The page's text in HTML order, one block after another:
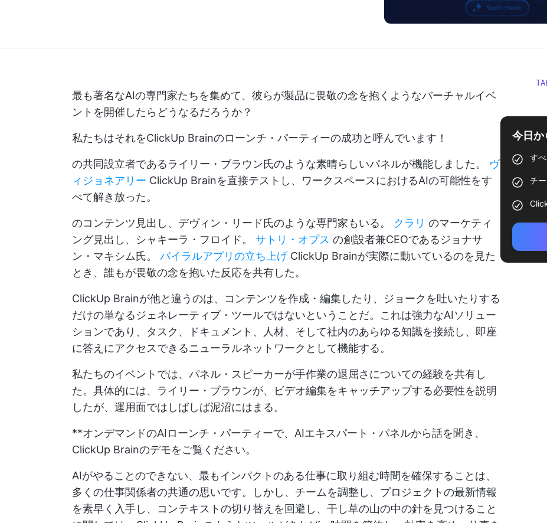
最も著名なAIの専門家たちを集めて、彼らが製品に畏敬の念を抱くようなバーチャルイベ
ントを開催したらどうなるだろうか？
私たちはそれをClickUp Brainのローンチ・パーティーの成功と呼んでいます！
の共同設立者であるライリー・ブラウン氏のような素晴らしいパネルが機能しました。 ヴ
ィジョネアリー ClickUp Brainを直接テストし、ワークスペースにおけるAIの可能性をす
べて解き放った。
のコンテンツ見出し、デヴィン・リード氏のような専門家もいる。 クラリ のマーケティ
ング見出し、シャキーラ・フロイド。 サトリ・オプス の創設者兼CEOであるジョナサ
ン・マキシム氏。 バイラルアプリの立ち上げ ClickUp Brainが実際に動いているのを見た
とき、誰もが畏敬の念を抱いた反応を共有した。
ClickUp Brainが他と違うのは、コンテンツを作成・編集したり、ジョークを吐いたりする
だけの単なるジェネレーティブ・ツールではないということだ。これは強力なAIソリュー
ションであり、タスク、ドキュメント、人材、そして社内のあらゆる知識を接続し、即座
に答えにアクセスできるニューラルネットワークとして機能する。
私たちのイベントでは、パネル・スピーカーが手作業の退屈さについての経験を共有し
た。具体的には、ライリー・ブラウンが、ビデオ編集をキャッチアップする必要性を説明
したが、運用面ではしばしば泥沼にはまる。
**オンデマンドのAIローンチ・パーティーで、AIエキスパート・パネルから話を聞き、
ClickUp Brainのデモをご覧ください。
AIがやることのできない、最もインパクトのある仕事に取り組む時間を確保することは、
多くの仕事関係者の共通の思いです。しかし、チームを調整し、プロジェクトの最新情報
を素早く入手し、コンテキストの切り替えを回避し、干し草の山の中の針を見つけること
今日
す
チ